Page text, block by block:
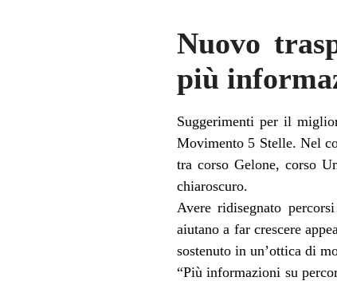
Nuovo
più
Suggerimenti per il
Movimento 5 Stelle. Nel
tra corso Gelone, corso
chiaroscuro.
Avere ridisegnato
aiutano a far crescere
sostenuto in un’ottica di
“Più informazioni su